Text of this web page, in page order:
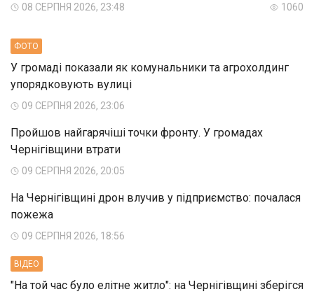
08 СЕРПНЯ 2026, 23:48 1060
ФОТО
У громаді показали як комунальники та агрохолдинг
упорядковують вулиці
09 СЕРПНЯ 2026, 23:06
Пройшов найгарячіші точки фронту. У громадах
Чернігівщини втрати
09 СЕРПНЯ 2026, 20:05
На Чернігівщині дрон влучив у підприємство: почалася
пожежа
09 СЕРПНЯ 2026, 18:56
ВIДЕО
"На той час було елітне житло": на Чернігівщині зберігся